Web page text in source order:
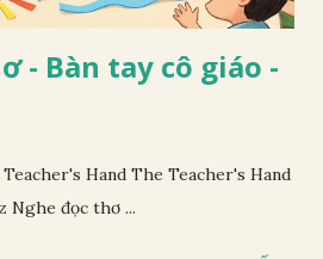
- Bàn tay cô giáo -
Hand The Teacher's Hand
Nghe đọc thơ ...